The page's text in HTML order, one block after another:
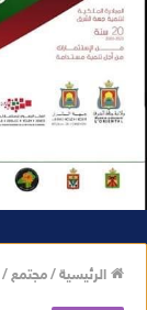
الرئيسية/مجتمع/